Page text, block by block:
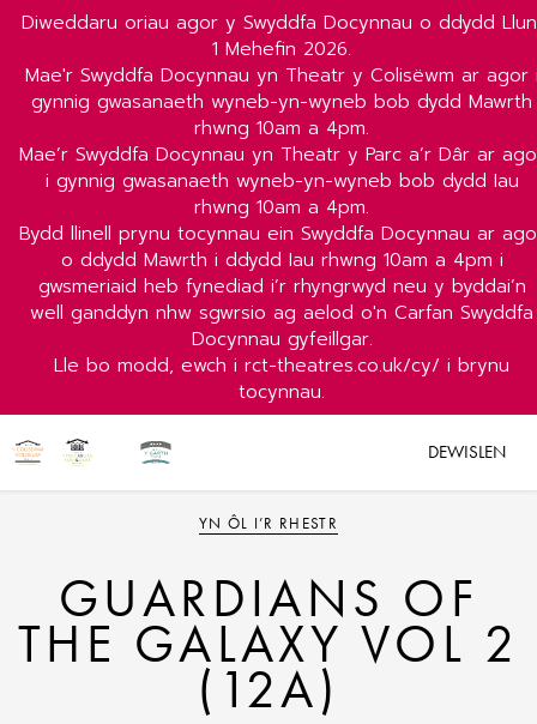
Diweddaru oriau agor y Swyddfa Docynnau o ddydd
1 Mehefin 2026.
Mae'r Swyddfa Docynnau yn Theatr y Colisëwm ar agor
gynnig gwasanaeth wyneb-yn-wyneb bob dydd Mawrth
rhwng 10am a 4pm.
Mae’r Swyddfa Docynnau yn Theatr y Parc a’r Dâr ar
i gynnig gwasanaeth wyneb-yn-wyneb bob dydd Iau
rhwng 10am a 4pm.
Bydd llinell prynu tocynnau ein Swyddfa Docynnau ar
o ddydd Mawrth i ddydd Iau rhwng 10am a 4pm i
gwsmeriaid heb fynediad i’r rhyngrwyd neu y byddai’n
well ganddyn nhw sgwrsio ag aelod o'n Carfan Swyddfa
Docynnau gyfeillgar.
Lle bo modd, ewch i rct-theatres.co.uk/cy/ i brynu
tocynnau.
DEWISLEN
YN ÔL I’R RHESTR
GUARDIANS OF
THE GALAXY VOL 2
(12A)